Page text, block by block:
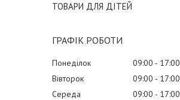
ТОВАРИ ДЛЯ ДІТЕЙ
ГРАФІК РОБОТИ
Понеділок 09:00
17:00
Вівторок
09:00
17:00
Середа
09:00
17:00